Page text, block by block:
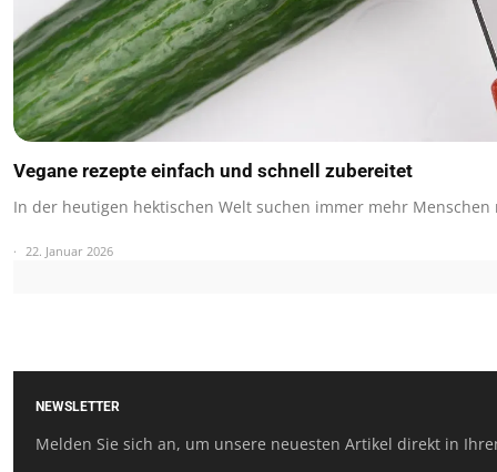
Vegane rezepte einfach und schnell zubereitet
In der heutigen hektischen Welt suchen immer mehr
22. Januar 2026
NEWSLETTER
Melden Sie sich an, um unsere neuesten Artikel direkt in